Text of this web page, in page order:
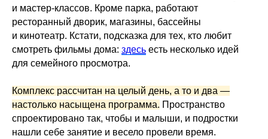
и мастер-классов. Кроме парка, работают
ресторанный дворик, магазины, бассейны
и кинотеатр. Кстати, подсказка для тех, кто любит
смотреть фильмы дома: здесь есть несколько идей
для семейного просмотра.
Комплекс рассчитан на целый день, а то и два —
настолько насыщена программа. Пространство
спроектировано так, чтобы и малыши, и подростки
нашли себе занятие и весело провели время.